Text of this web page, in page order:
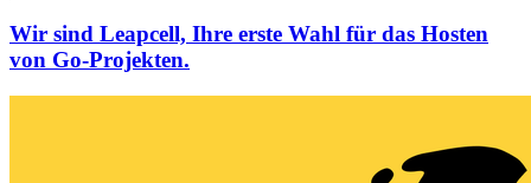
Wir sind Leapcell, Ihre erste Wahl für das Hosten
von Go-Projekten.